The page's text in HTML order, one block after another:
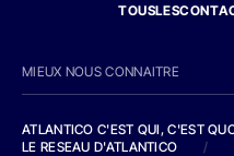
MIEUX NOUS CONNAITRE
ATLANTICO C'EST QUI, C'EST
LE RESEAU D'ATLANTICO
/